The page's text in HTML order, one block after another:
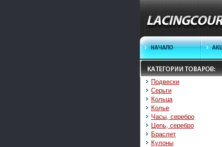
Подвески
Серьги
Кольца
Колье
Часы, серебро
Цепь, серебро
Браслет
Кулоны